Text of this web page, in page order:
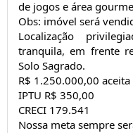
de jogos e área
Obs: imóvel será
Localização
tranquila, em frente
Solo Sagrado.
R$ 1.250.000,00
IPTU R$ 350,00
CRECI 179.541
Nossa meta sempre